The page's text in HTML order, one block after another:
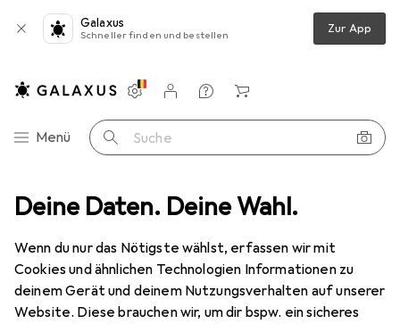
Deine Daten. Deine Wahl.
Wenn du nur das Nötigste wählst, erfassen wir mit
Cookies und ähnlichen Technologien Informationen zu
deinem Gerät und deinem Nutzungsverhalten auf unserer
Website. Diese brauchen wir, um dir bspw. ein sicheres
Galaxus
Schneller finden und bestellen Zur App
Navigation nach Kategorien
Menü Suche
Einstellungen
Kundenkonto
Vergleichslisten
Merklisten
Warenkorb
Elektrobedarf Elektroinstallation
Kabelverbindung
Produkte Forum